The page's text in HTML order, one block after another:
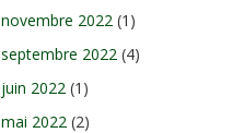
novembre 2022 (1)
septembre 2022 (4)
juin 2022 (1)
mai 2022 (2)